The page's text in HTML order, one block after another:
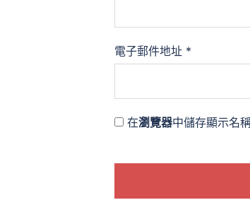
電子郵件地址 *
在瀏覽器中儲存顯示名